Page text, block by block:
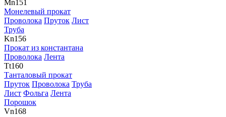
Mn151
Монелевый прокат
Проволока Пруток Лист
Труба
Kn156
Прокат из константана
Проволока Лента
Tt160
Танталовый прокат
Пруток Проволока Труба
Лист Фольга Лента
Порошок
Vn168